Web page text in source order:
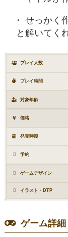
せっかく
と解いてく
プレイ人数
プレイ時間
対象年齢
価格
発売時期
予約
ゲームデザイン
イラスト・DTP
ゲーム詳細